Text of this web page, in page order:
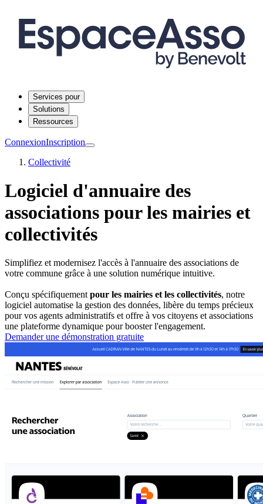
Services pour
Solutions
Ressources
ConnexionInscription
Collectivité
Logiciel d'annuaire des
associations pour les mairies et
collectivités
Simplifiez et modernisez l'accès à l'annuaire des associations de
votre commune grâce à une solution numérique intuitive.
Conçu spécifiquementpour les mairies et les collectivités, notre
logiciel automatise la gestion des données, libère du temps précieux
pour vos agents administratifs et offre à vos citoyens et associations
une plateforme dynamique pour booster l'engagement.
Demander une démonstration gratuite